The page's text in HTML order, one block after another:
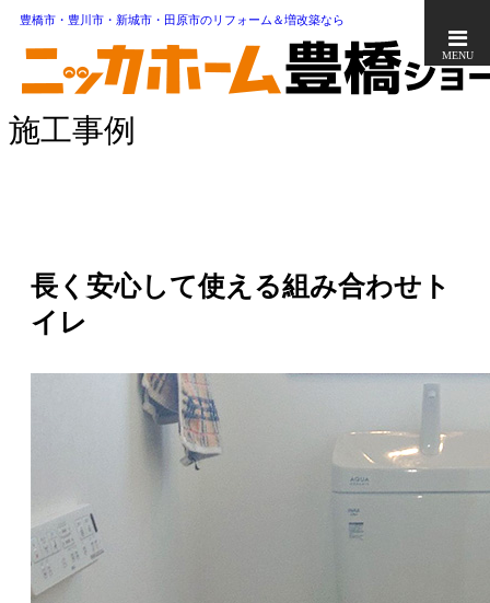
豊橋市・豊川市・新城市・田原市のリフォーム＆増改築なら
MENU
施工事例
長く安心して使える組み合わせト
イレ